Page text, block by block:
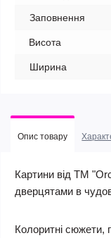
Заповнення
Висота
Ширина
Опис товару
Картини від ТМ
дверцятами в
Колоритні сюжети,